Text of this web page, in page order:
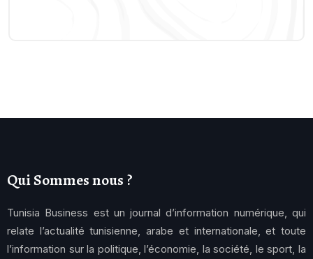
Qui Sommes nous ?
Tunisia Business est un journal d’information numérique, qui
relate l’actualité tunisienne, arabe et internationale, et toute
l’information sur la politique, l’économie, la société, le sport, la